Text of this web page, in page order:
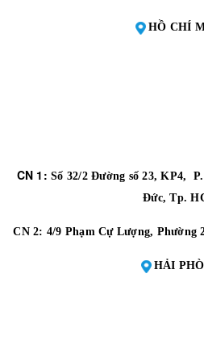
HỒ CHÍ
CN 1: Số 32/2 Đường số 23, KP4,
Đức, Tp.
CN 2: 4/9 Phạm Cự Lượng, Phường
HẢI